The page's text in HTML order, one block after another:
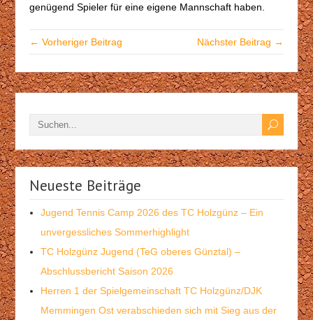
genügend Spieler für eine eigene Mannschaft haben.
← Vorheriger Beitrag Nächster Beitrag →
Neueste Beiträge
Jugend Tennis Camp 2026 des TC Holzgünz – Ein
unvergessliches Sommerhighlight
TC Holzgünz Jugend (TeG oberes Günztal) –
Abschlussbericht Saison 2026
Herren 1 der Spielgemeinschaft TC Holzgünz/DJK
Memmingen Ost verabschieden sich mit Sieg aus der